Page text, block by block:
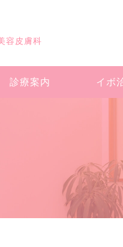
容皮膚科
診療案内 イボ